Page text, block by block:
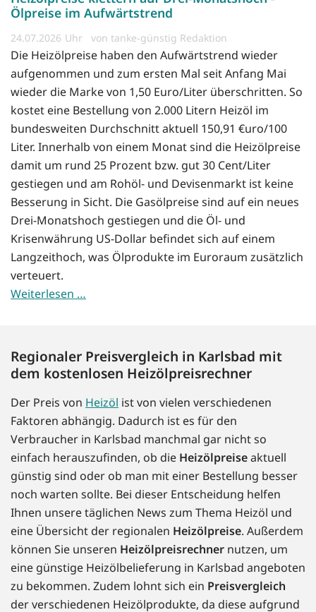
Ölpreise im Aufwärtstrend
24.07.2026 von tanke-günstig Redaktion
Die Heizölpreise haben den Aufwärtstrend wieder
aufgenommen und zum ersten Mal seit Anfang Mai
wieder die Marke von 1,50 Euro/Liter überschritten. So
kostet eine Bestellung von 2.000 Litern Heizöl im
bundesweiten Durchschnitt aktuell 150,91 €uro/100
Liter. Innerhalb von einem Monat sind die Heizölpreise
damit um rund 25 Prozent bzw. gut 30 Cent/Liter
gestiegen und am Rohöl- und Devisenmarkt ist keine
Besserung in Sicht. Die Gasölpreise sind auf ein neues
Drei-Monatshoch gestiegen und die Öl- und
Krisenwährung US-Dollar befindet sich auf einem
Langzeithoch, was Ölprodukte im Euroraum zusätzlich
verteuert.
Weiterlesen …
Regionaler Preisvergleich in Karlsbad mit
dem kostenlosen Heizölpreisrechner
Der Preis von Heizöl ist von vielen verschiedenen
Faktoren abhängig. Dadurch ist es für den
Verbraucher in Karlsbad manchmal gar nicht so
einfach herauszufinden, ob die Heizölpreiseaktuell
günstig sind oder ob man mit einer Bestellung besser
noch warten sollte. Bei dieser Entscheidung helfen
Ihnen unsere täglichen News zum Thema Heizöl und
eine Übersicht der regionalen Heizölpreise. Außerdem
können Sie unseren Heizölpreisrechner nutzen, um
eine günstige Heizölbelieferung in Karlsbad angeboten
zu bekommen. Zudem lohnt sich ein Preisvergleich
der verschiedenen Heizölprodukte, da diese aufgrund